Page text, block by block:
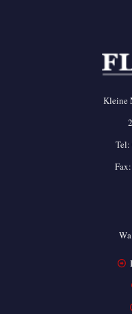
Kleine
Tel: